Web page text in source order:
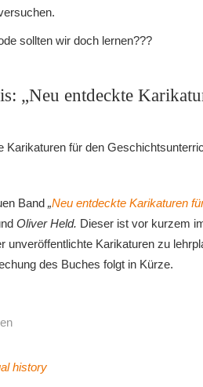
sollten wir doch lernen???
„Neu entdeckte
Band „Neu entdeckte Karikaturen
Oliver Held. Dieser ist vor kurzem
unveröffentlichte Karikaturen zu
des Buches folgt in Kürze.
history